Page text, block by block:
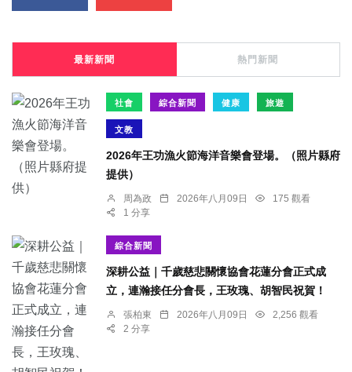
最新新聞 熱門新聞
社會 綜合新聞 健康 旅遊
文教
2026年王功漁火節海洋音樂會登場。（照片縣府
提供）
周為政 2026年八月09日
175 觀看
1 分享
綜合新聞
深耕公益｜千歲慈悲關懷協會花蓮分會正式成
立，連瀚接任分會長，王玫瑰、胡智民祝賀！
張柏東 2026年八月09日
2,256 觀看
2 分享